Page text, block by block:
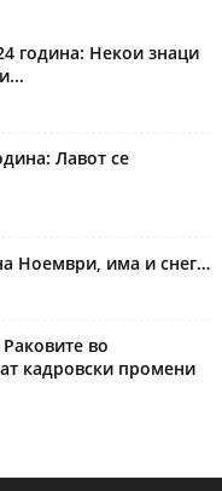
година: Некои знаци
Лавот се
Ноември, има и снег…
во
кадровски промени